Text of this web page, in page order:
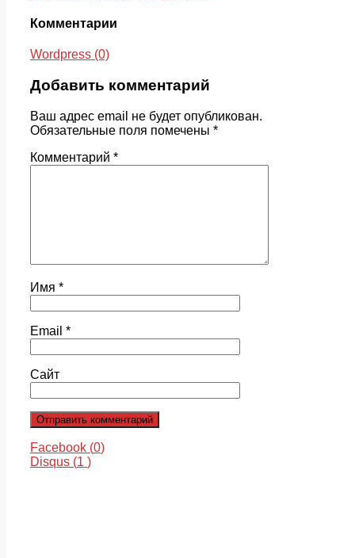
Комментарии
Wordpress (0)
Добавить комментарий
Ваш адрес email не будет опубликован.
Обязательные поля помечены *
Комментарий *
Имя *
Email *
Сайт
Facebook (0)
Disqus (1 )